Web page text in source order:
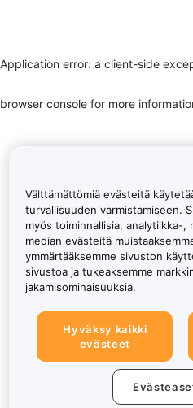
Application error: a client-side
browser console for more
Välttämättömiä evästeitä
turvallisuuden varmistamiseen.
myös toiminnallisia, analytiikka-,
median evästeitä
ymmärtääksemme sivuston
sivustoa ja tukeaksemme
jakamisominaisuuksia.
Hyväksy kaikki
evästeet